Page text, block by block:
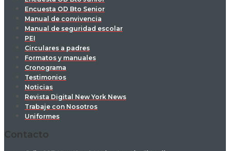
Encuesta OD Bto Senior
Manual de convivencia
Manual de seguridad escolar
PEI
Circulares a padres
Formatos y manuales
Cronograma
Testimonios
Noticias
Revista Digital New York News
Trabaje con Nosotros
Uniformes
Contacto